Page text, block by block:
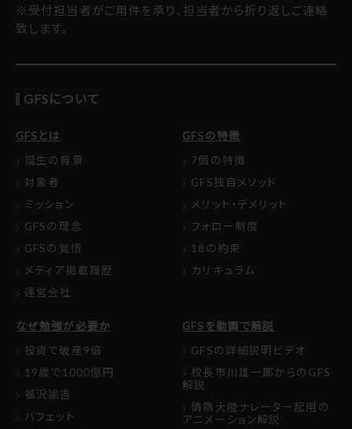
※受付担当者がご用件を承り、担当者から折り返しご連絡
致します。
GFSについて
GFSとは
誕生の背景
対象者
ミッション
GFSの理念
GFSの覚悟
メディア掲載履歴
運営会社
GFSの特徴
7個の特徴
GFS独自メソッド
メリット・デメリット
フォロー制度
18の約束
カリキュラム
なぜ勉強が必要か
投資で破産9倍
19歳で1000億円
福沢諭吉
バフェット
GFSを動画で解説
GFSの詳細説明ビデオ
校長市川雄一郎からのGFS
解説
情熱大陸ナレーター起用の
アニメーション解説